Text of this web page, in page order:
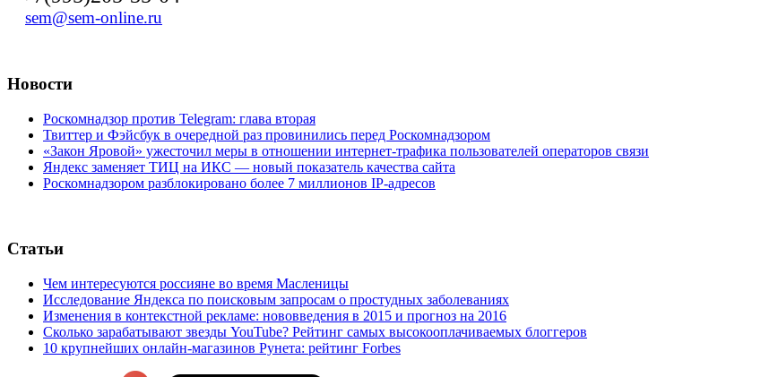
sem@sem-online.ru
Новости
Роскомнадзор против Telegram: глава вторая
Твиттер и Фэйсбук в очередной раз провинились перед Роскомнадзором
«Закон Яровой» ужесточил меры в отношении интернет-трафика пользователей операторов связи
Яндекс заменяет ТИЦ на ИКС — новый показатель качества сайта
Роскомнадзором разблокировано более 7 миллионов IP-адресов
Статьи
Чем интересуются россияне во время Масленицы
Исследование Яндекса по поисковым запросам о простудных заболеваниях
Изменения в контекстной рекламе: нововведения в 2015 и прогноз на 2016
Сколько зарабатывают звезды YouTube? Рейтинг самых высокооплачиваемых блоггеров
10 крупнейших онлайн-магазинов Рунета: рейтинг Forbes